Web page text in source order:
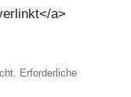
a>
Erforderliche